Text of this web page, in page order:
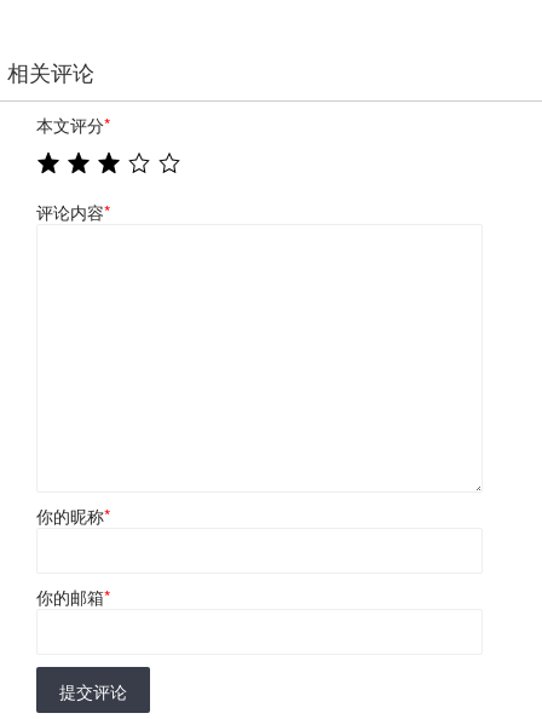
相关评论
本文评分*
评论内容*
你的昵称*
你的邮箱*
提交评论